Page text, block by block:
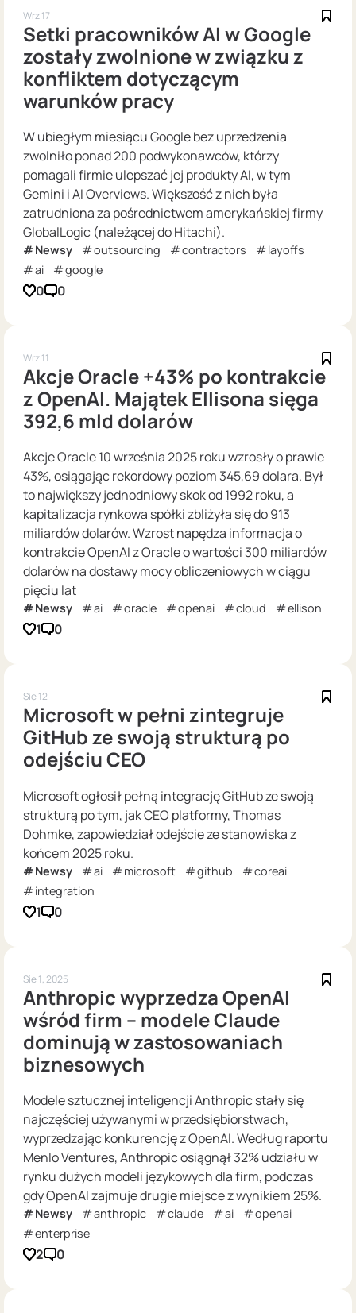
Wrz 17
Setki pracowników AI w Google
zostały zwolnione w związku z
konfliktem dotyczącym
warunków pracy
W ubiegłym miesiącu Google bez uprzedzenia
zwolniło ponad 200 podwykonawców, którzy
pomagali firmie ulepszać jej produkty AI, w tym
Gemini i AI Overviews. Większość z nich była
zatrudniona za pośrednictwem amerykańskiej firmy
GlobalLogic (należącej do Hitachi).
Newsy outsourcing contractors
layoffs
ai
google
0 0
Wrz 11
Akcje Oracle +43% po kontrakcie
z OpenAI. Majątek Ellisona sięga
392,6 mld dolarów
Akcje Oracle 10 września 2025 roku wzrosły o prawie
43%, osiągając rekordowy poziom 345,69 dolara. Był
to największy jednodniowy skok od 1992 roku, a
kapitalizacja rynkowa spółki zbliżyła się do 913
miliardów dolarów. Wzrost napędza informacja o
kontrakcie OpenAI z Oracle o wartości 300 miliardów
dolarów na dostawy mocy obliczeniowych w ciągu
pięciu lat
Newsy ai oracle openai cloud ellison
1 0
Sie 12
Microsoft w pełni zintegruje
GitHub ze swoją strukturą po
odejściu CEO
Microsoft ogłosił pełną integrację GitHub ze swoją
strukturą po tym, jak CEO platformy, Thomas
Dohmke, zapowiedział odejście ze stanowiska z
końcem 2025 roku.
Newsy ai microsoft github
coreai
integration
1 0
Sie 1, 2025
Anthropic wyprzedza OpenAI
wśród firm – modele Claude
dominują w zastosowaniach
biznesowych
Modele sztucznej inteligencji Anthropic stały się
najczęściej używanymi w przedsiębiorstwach,
wyprzedzając konkurencję z OpenAI. Według raportu
Menlo Ventures, Anthropic osiągnął 32% udziału w
rynku dużych modeli językowych dla firm, podczas
gdy OpenAI zajmuje drugie miejsce z wynikiem 25%.
Newsy anthropic claude ai
openai
enterprise
2 0